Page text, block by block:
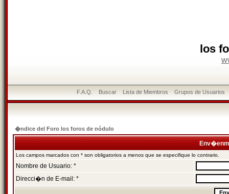
los
F.A.Q. Buscar Lista de Miembros Grupos de Usuarios
�ndice del Foro los foros de nódulo
Los campos marcados con * son obligatorios a menos que se especifique lo contrario.
Nombre de Usuario: *
Direcci�n de E-mail: *